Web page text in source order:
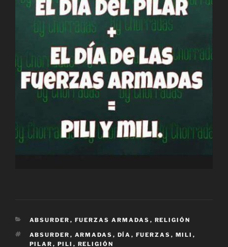
CATEGORÍAS
ABSURDER , FUERZAS ARMADAS , RELIGIÓN
ETIQUETAS
ABSURDER , ARMADAS , DÍA , FUERZAS , MILI ,
PILAR , PILI , RELIGIÓN